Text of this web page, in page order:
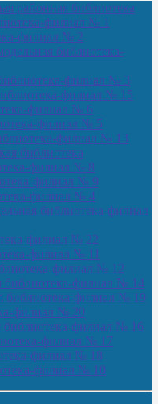
районная библиотека
филиал № 1
филиал № 2
библиотека-
филиал № 3
филиал № 15
филиал № 6
филиал № 5
филиал № 13
библиотека
филиал № 8
филиал № 9
филиал № 4
библиотека-филиал
филиал № 22
филиал № 11
филиал № 12
библиотека-филиал № 14
библиотека-филиал № 19
филиал № 20
библиотека-филиал № 16
филиал № 17
филиал № 18
филиал № 10